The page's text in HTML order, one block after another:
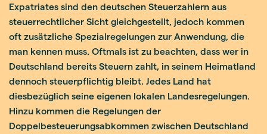
Expatriates sind den deutschen Steuerzahlern aus
steuerrechtlicher Sicht gleichgestellt, jedoch kommen
oft zusätzliche Spezialregelungen zur Anwendung, die
man kennen muss. Oftmals ist zu beachten, dass wer in
Deutschland bereits Steuern zahlt, in seinem Heimatland
dennoch steuerpflichtig bleibt. Jedes Land hat
diesbezüglich seine eigenen lokalen Landesregelungen.
Hinzu kommen die Regelungen der
Doppelbesteuerungsabkommen zwischen Deutschland